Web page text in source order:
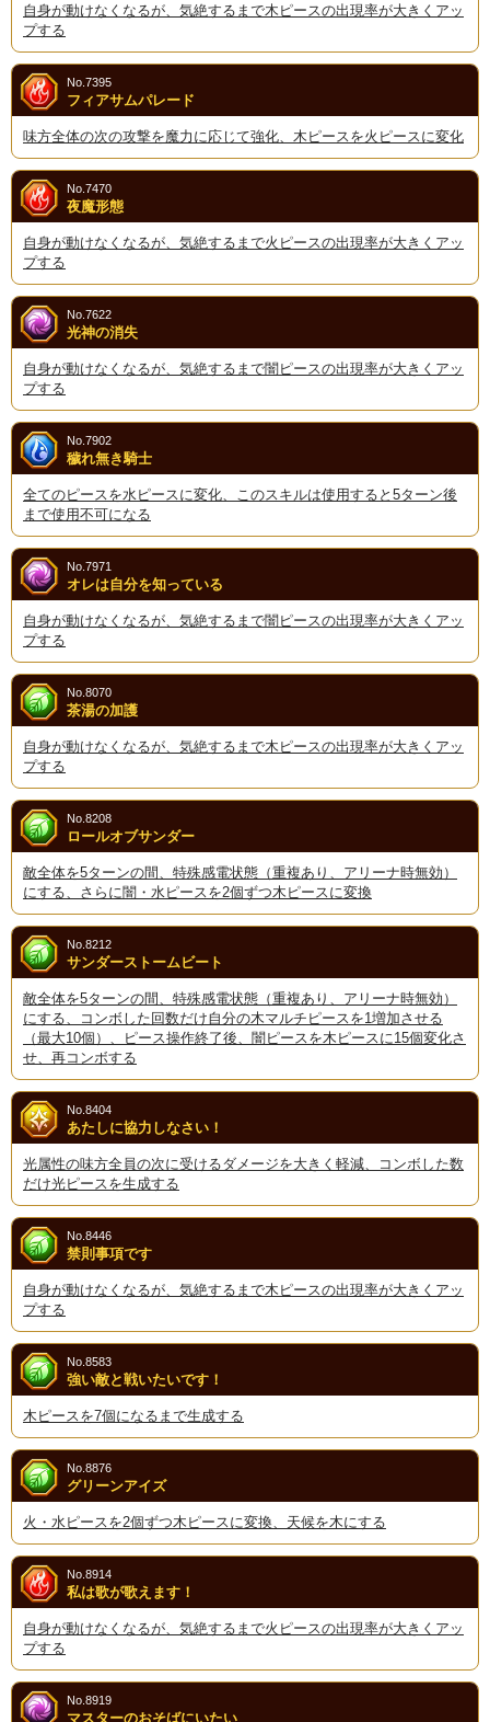
自身が動けなくなるが、気絶するまで木ピースの出現率が大きくアッ
プする
フィアサムパレード
No.7395
味方全体の次の攻撃を魔力に応じて強化、木ピースを火ピースに変化
夜魔形態
No.7470
自身が動けなくなるが、気絶するまで火ピースの出現率が大きくアッ
プする
光神の消失
No.7622
自身が動けなくなるが、気絶するまで闇ピースの出現率が大きくアッ
プする
穢れ無き騎士
No.7902
全てのピースを水ピースに変化、このスキルは使用すると5ターン後
まで使用不可になる
オレは自分を知っている
No.7971
自身が動けなくなるが、気絶するまで闇ピースの出現率が大きくアッ
プする
茶湯の加護
No.8070
自身が動けなくなるが、気絶するまで木ピースの出現率が大きくアッ
プする
ロールオブサンダー
No.8208
敵全体を5ターンの間、特殊感電状態（重複あり、アリーナ時無効）
にする、さらに闇・水ピースを2個ずつ木ピースに変換
サンダーストームビート
No.8212
敵全体を5ターンの間、特殊感電状態（重複あり、アリーナ時無効）
にする、コンボした回数だけ自分の木マルチピースを1増加させる
（最大10個）、ピース操作終了後、闇ピースを木ピースに15個変化さ
せ、再コンボする
あたしに協力しなさい！
No.8404
光属性の味方全員の次に受けるダメージを大きく軽減、コンボした数
だけ光ピースを生成する
禁則事項です
No.8446
自身が動けなくなるが、気絶するまで木ピースの出現率が大きくアッ
プする
強い敵と戦いたいです！
No.8583
木ピースを7個になるまで生成する
グリーンアイズ
No.8876
火・水ピースを2個ずつ木ピースに変換、天候を木にする
私は歌が歌えます！
No.8914
自身が動けなくなるが、気絶するまで火ピースの出現率が大きくアッ
プする
マスターのおそばにいたい
No.8919